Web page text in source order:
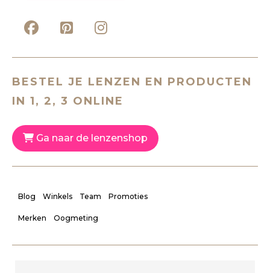
BESTEL JE LENZEN EN PRODUCTEN
IN 1, 2, 3 ONLINE
Ga naar de lenzenshop
Blog Winkels Team Promoties
Merken Oogmeting